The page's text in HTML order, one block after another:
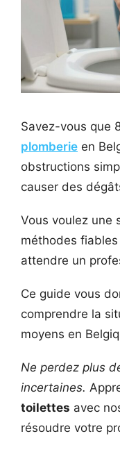
Savez-vous que
plomberie en
obstructions
causer des
Vous voulez une
méthodes
attendre un
Ce guide vous
comprendre la
moyens en
Ne perdez plus
incertaines.
toilettes avec
résoudre votre